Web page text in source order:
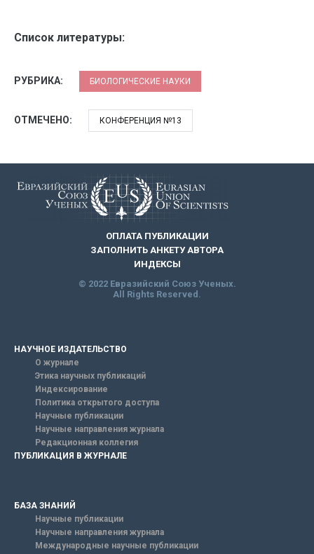
Список литературы:
РУБРИКА: БИОЛОГИЧЕСКИЕ НАУКИ
ОТМЕЧЕНО: КОНФЕРЕНЦИЯ №13
ОПЛАТА ПУБЛИКАЦИИ
ЗАПОЛНИТЬ АНКЕТУ АВТОРА
ИНДЕКСЫ
© 2022 Евразийский Союз Ученых.
All Rights Reserved.
НАУЧНОЕ ИЗДАТЕЛЬСТВО
О журнале
Этика научных публикаций
Индексирование
Политика открытого доступа
Научные публикации
Научные направления журнала
Редакционная коллегия
ПУБЛИКАЦИЯ В ЖУРНАЛЕ
БАЗА ЗНАНИЙ
Научные публикации
Научные направления журнала
Международные научные публикации